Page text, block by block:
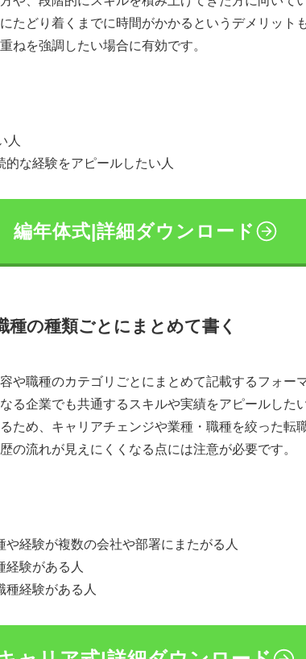
たどり着くまでに時間がかかるというデメリット
ねを強調したい場合に有効です。
人
な経験をアピールしたい人
編年体式|詳細ダウンロード
の種類ごとにまとめて書く
や職種のカテゴリごとにまとめて記載するフォー
る企業でも共通するスキルや実績をアピールした
ため、キャリアチェンジや業種・職種を絞った転
の流れが見えにくくなる点には注意が必要です。
経験が複数の会社や部署にまたがる人
経験がある人
種経験がある人